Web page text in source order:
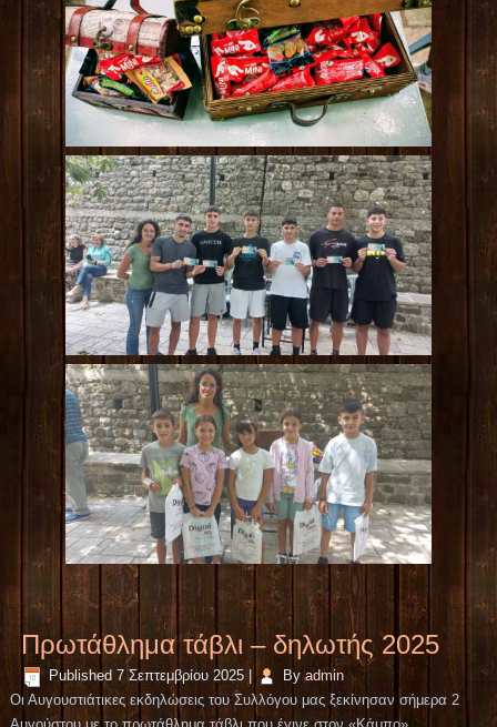
Πρωτάθλημα τάβλι – δηλωτής 2025
Published 7 Σεπτεμβρίου 2025 | By admin
Οι Αυγουστιάτικες εκδηλώσεις του Συλλόγου μας ξεκίνησαν σήμερα 2